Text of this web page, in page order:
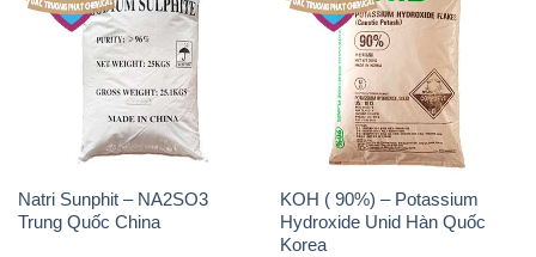
Natri Sunphit – NA2SO3
Trung Quốc China
KOH ( 90%) – Potassium
Hydroxide Unid Hàn Quốc
Korea